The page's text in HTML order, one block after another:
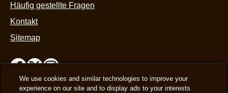
Häufig gestellte Fragen
Kontakt
Sitemap
We use cookies and similar technologies to improve your
experience on our site and to display ads to your interests